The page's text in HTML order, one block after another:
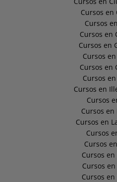
Cursos en
Cursos
Cursos en
Cursos en
Cursos
Cursos en
Cursos
Cursos en
Cursos
Cursos en
Cursos en
Cursos
Cursos
Cursos
Cursos
Cursos